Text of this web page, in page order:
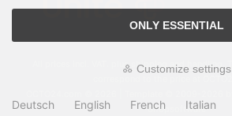
All prices incl. VAT. plus shipping and handling
Shopsoftware
ONLY ESSENTIAL
Customize settings
Deutsch English French Italian